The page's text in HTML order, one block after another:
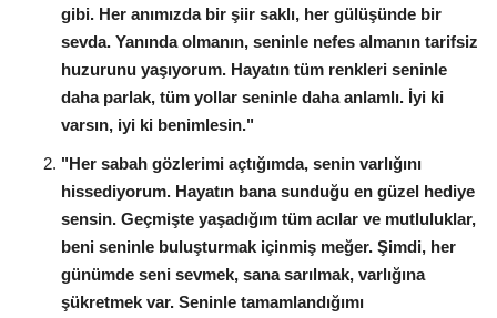
gibi. Her anımızda bir şiir saklı, her gülüşünde bir
sevda. Yanında olmanın, seninle nefes almanın tarifsiz
huzurunu yaşıyorum. Hayatın tüm renkleri seninle
daha parlak, tüm yollar seninle daha anlamlı. İyi ki
varsın, iyi ki benimlesin."
"Her sabah gözlerimi açtığımda, senin varlığını
hissediyorum. Hayatın bana sunduğu en güzel hediye
sensin. Geçmişte yaşadığım tüm acılar ve mutluluklar,
beni seninle buluşturmak içinmiş meğer. Şimdi, her
günümde seni sevmek, sana sarılmak, varlığına
şükretmek var. Seninle tamamlandığımı